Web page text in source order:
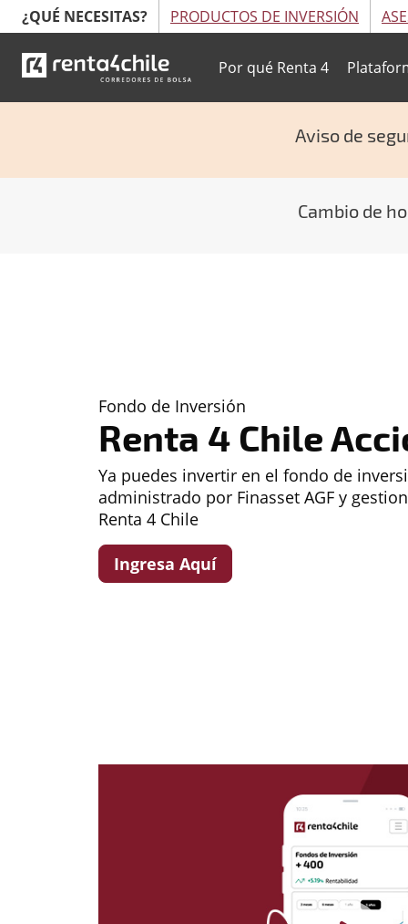
¿QUÉ NECESITAS? PRODUCTOS DE INVERSIÓN
Por qué Renta 4
Aviso de
Cambio de
Fondo de Inversión
Renta 4 Chile
Ya puedes invertir en el fondo de
administrado por Finasset AGF y
Renta 4 Chile
Ingresa Aquí